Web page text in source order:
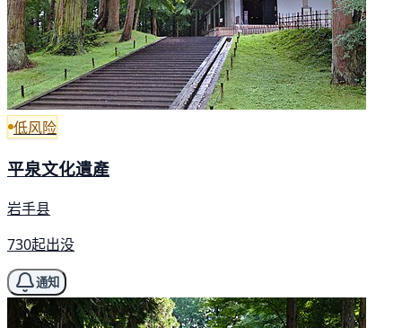
低风险
平泉文化遺產
岩手县
730起出没
通知